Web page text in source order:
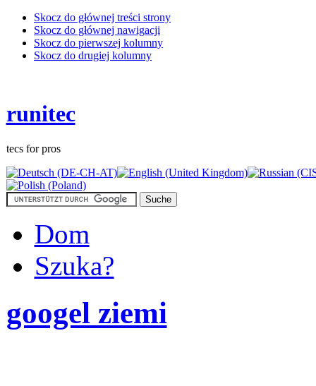
Skocz do głównej treści strony
Skocz do głównej nawigacji
Skocz do pierwszej kolumny
Skocz do drugiej kolumny
runitec
tecs for pros
Dom
Szuka?
googel ziemi